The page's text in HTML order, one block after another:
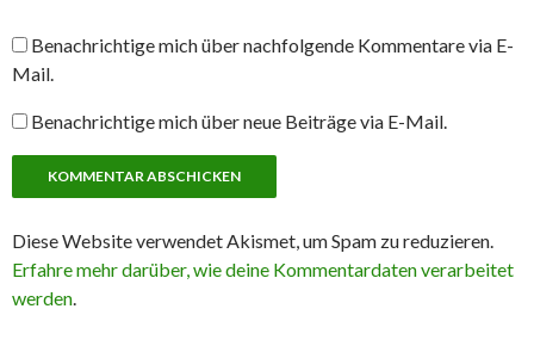
Benachrichtige mich über nachfolgende Kommentare via E-
Mail.
Benachrichtige mich über neue Beiträge via E-Mail.
Diese Website verwendet Akismet, um Spam zu reduzieren.
Erfahre mehr darüber, wie deine Kommentardaten verarbeitet
werden.